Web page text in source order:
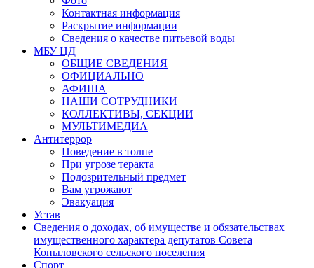
Контактная информация
Раскрытие информации
Сведения о качестве питьевой воды
МБУ ЦД
ОБЩИЕ СВЕДЕНИЯ
ОФИЦИАЛЬНО
АФИША
НАШИ СОТРУДНИКИ
КОЛЛЕКТИВЫ, СЕКЦИИ
МУЛЬТИМЕДИА
Антитеррор
Поведение в толпе
При угрозе теракта
Подозрительный предмет
Вам угрожают
Эвакуация
Устав
Сведения о доходах, об имуществе и обязательствах
имущественного характера депутатов Совета
Копыловского сельского поселения
Спорт